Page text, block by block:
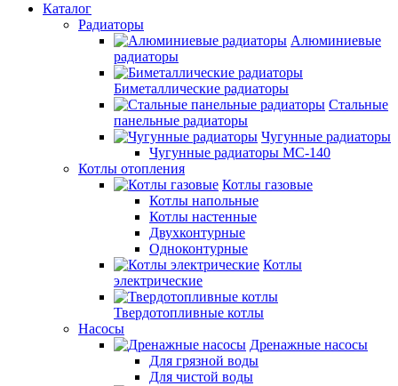
Каталог
Радиаторы
Алюминиевые
радиаторы
Биметаллические радиаторы
Стальные
панельные радиаторы
Чугунные радиаторы
Чугунные радиаторы МС-140
Котлы отопления
Котлы газовые
Котлы напольные
Котлы настенные
Двухконтурные
Одноконтурные
Котлы
электрические
Твердотопливные котлы
Насосы
Дренажные насосы
Для грязной воды
Для чистой воды